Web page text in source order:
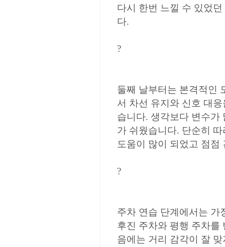
다시 한번 느낄 수 있었
다.
?
둘째 날부터는 본격적인
서 차선 유지와 신호 대
습니다. 생각보다 변수가
가 쉬웠습니다. 단순히
도움이 많이 되었고 점점
?
주차 연습 단계에서는 가
후진 주차와 평행 주차를
음에는 거리 감각이 잘